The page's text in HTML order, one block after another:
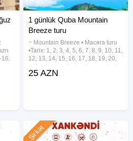
1 günlük Quba Mountain
Breeze turu
~ Mountain Breeze • Macəra turu
•Tarix: 1, 2, 3, 4, 5, 6, 7, 8, 9, 10, 11,
12, 13, 14, 15, 16, 17, 18, 19, 20,
30, 31 Avqust •Qiymət: •Ekonom
25 AZN
Şirkət